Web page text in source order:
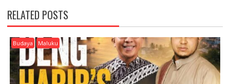
A
V
I
G
A
T
RELATED POSTS
Budaya Maluku